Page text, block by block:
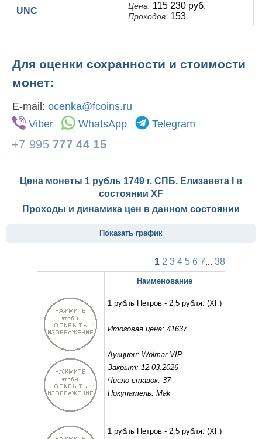
UNC Цена: 115 230 руб.
Проходов: 153
Для оценки сохранности и стоимости
монет:
E-mail: ocenka@fcoins.ru
Viber
WhatsApp Telegram
+7 995 777 44 15
Цена монеты 1 рубль 1749 г. СПБ. Елизавета I в
состоянии XF
Проходы и динамика цен в данном состоянии
Показать график
1 2 3 4 5 6 7... 38
Наименование
1 рубль Петров - 2,5 рубля. (XF)
Итоговая цена: 41637
Аукцион: Wolmar VIP
Закрыт: 12.03.2026
Число ставок: 37
Покупатель: Mak
1 рубль Петров - 2,5 рубля. (XF)